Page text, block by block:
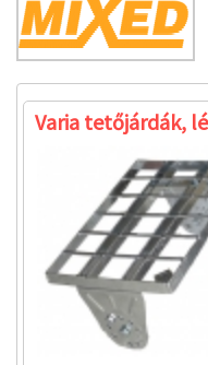
Varia tetőjárdák,